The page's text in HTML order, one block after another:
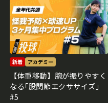
新着 アカデミー
【体重移動】腕が振りやすく
なる｢股関節エクササイズ｣
#5